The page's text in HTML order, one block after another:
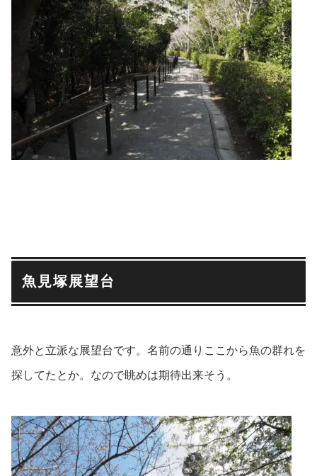
魚見塚展望台
意外と立派な展望台です。名前の通りここから魚の群れを
探してたとか。なので眺めは期待出来そう。